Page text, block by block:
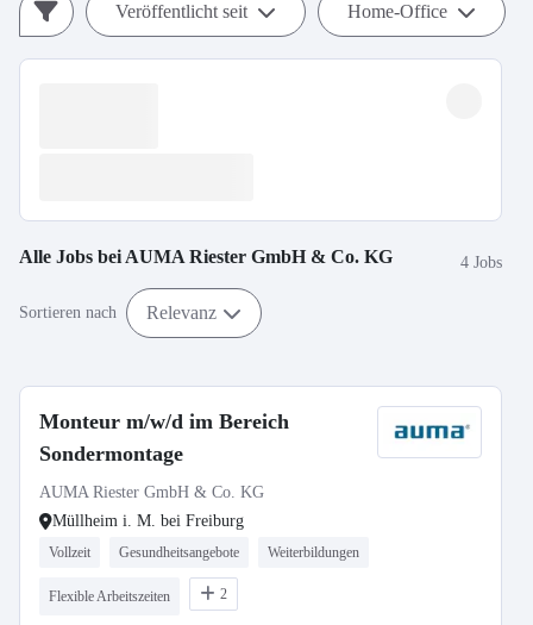
Veröffentlicht seit Home-Office
Alle Jobs bei AUMA Riester GmbH & Co. KG 4 Jobs
Sortieren nach Relevanz
Monteur m/w/d im Bereich
Sondermontage
AUMA Riester GmbH & Co. KG
Müllheim i. M. bei Freiburg
Vollzeit Gesundheitsangebote Weiterbildungen
Flexible Arbeitszeiten 2